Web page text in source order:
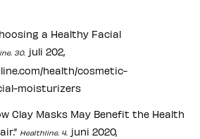
a Healthy Facial
30. juli 202,
health/cosmetic-
moisturizers
Clay Masks May Benefit the Health
Healthline. 4. juni 2020,